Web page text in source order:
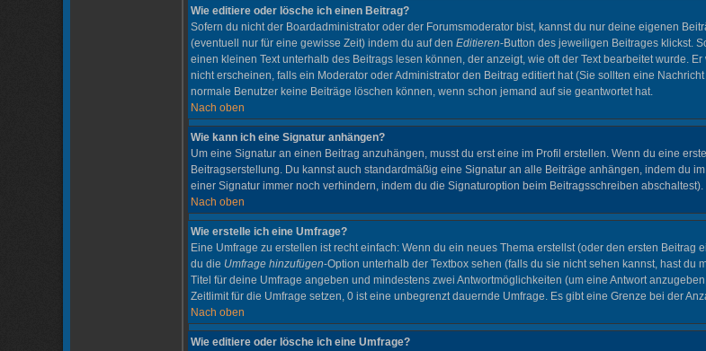
Wie editiere oder lösche ich einen Beitrag?
Sofern du nicht der Boardadministrator oder der Forumsmoderator bist, kannst du nur deine eigenen
(eventuell nur für eine gewisse Zeit) indem du auf den Editieren-Button des jeweiligen Beitrages klickst.
einen kleinen Text unterhalb des Beitrags lesen können, der anzeigt, wie oft der Text bearbeitet wurde.
nicht erscheinen, falls ein Moderator oder Administrator den Beitrag editiert hat (Sie sollten eine
normale Benutzer keine Beiträge löschen können, wenn schon jemand auf sie geantwortet hat.
Nach oben
Wie kann ich eine Signatur anhängen?
Um eine Signatur an einen Beitrag anzuhängen, musst du erst eine im Profil erstellen. Wenn du eine
Beitragserstellung. Du kannst auch standardmäßig eine Signatur an alle Beiträge anhängen, indem du
einer Signatur immer noch verhindern, indem du die Signaturoption beim Beitragsschreiben abschaltest).
Nach oben
Wie erstelle ich eine Umfrage?
Eine Umfrage zu erstellen ist recht einfach: Wenn du ein neues Thema erstellst (oder den ersten
du die Umfrage hinzufügen-Option unterhalb der Textbox sehen (falls du sie nicht sehen kannst, hast
Titel für deine Umfrage angeben und mindestens zwei Antwortmöglichkeiten (um eine Antwort
Zeitlimit für die Umfrage setzen, 0 ist eine unbegrenzt dauernde Umfrage. Es gibt eine Grenze bei der
Nach oben
Wie editiere oder lösche ich eine Umfrage?